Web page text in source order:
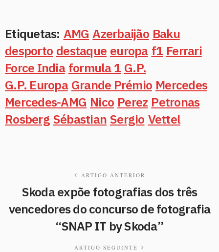
Etiquetas: AMG Azerbaijão Baku
desporto destaque europa f1 Ferrari
Force India formula 1 G.P.
G.P. Europa Grande Prémio Mercedes
Mercedes-AMG Nico Perez Petronas
Rosberg Sébastian Sergio Vettel
ARTIGO ANTERIOR
Skoda expõe fotografias dos três
vencedores do concurso de fotografia
“SNAP IT by Skoda”
ARTIGO SEGUINTE